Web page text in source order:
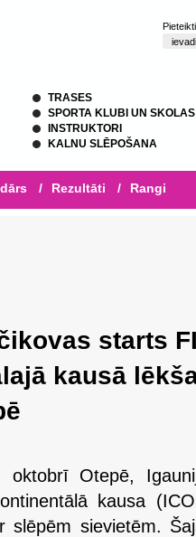
TRASES
SPORTA KLUBI UN SKOLAS
INSTRUKTORI
KALNU SLĒPOŠANA
/ Rezultāti / Rangi
starts
kausā
Otepē,
kausa
slēpēm sievietēm.